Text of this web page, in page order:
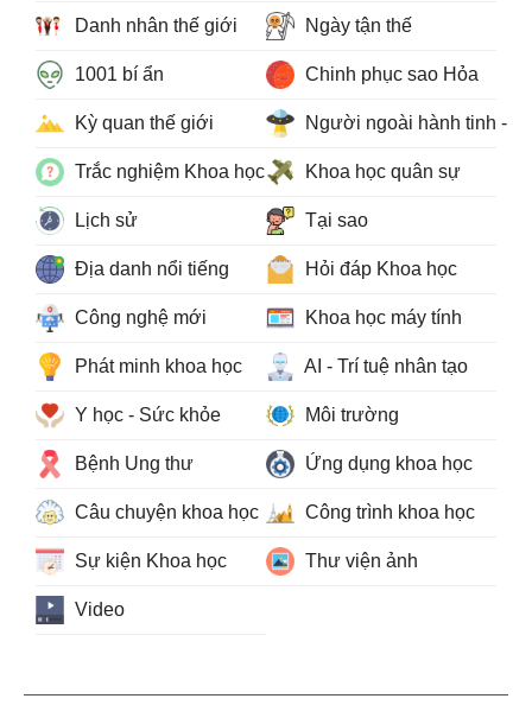
Danh nhân thế giới Ngày tận thế
1001 bí ẩn Chinh phục sao Hỏa
Kỳ quan thế giới Người ngoài hành tinh -
Trắc nghiệm Khoa học Khoa học quân sự
Lịch sử Tại sao
Địa danh nổi tiếng Hỏi đáp Khoa học
Công nghệ mới Khoa học máy tính
Phát minh khoa học AI - Trí tuệ nhân tạo
Y học - Sức khỏe Môi trường
Bệnh Ung thư Ứng dụng khoa học
Câu chuyện khoa học Công trình khoa học
Sự kiện Khoa học Thư viện ảnh
Video